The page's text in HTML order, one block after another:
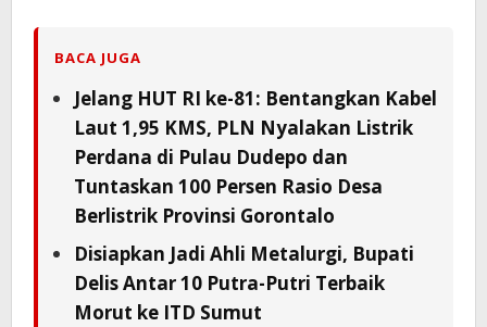
BACA JUGA
Jelang HUT RI ke-81: Bentangkan Kabel
Laut 1,95 KMS, PLN Nyalakan Listrik
Perdana di Pulau Dudepo dan
Tuntaskan 100 Persen Rasio Desa
Berlistrik Provinsi Gorontalo
Disiapkan Jadi Ahli Metalurgi, Bupati
Delis Antar 10 Putra-Putri Terbaik
Morut ke ITD Sumut